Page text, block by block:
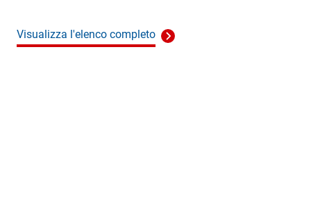
Visualizza l'elenco completo